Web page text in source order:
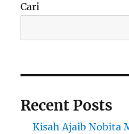
Cari
Recent Posts
Kisah Ajaib Nobita